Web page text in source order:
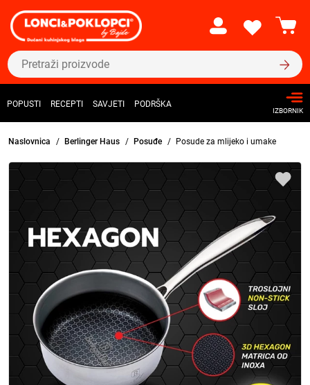
POPUSTI RECEPTI SAVJETI PODRŠKA
IZBORNIK
Naslovnica Berlinger Haus Posuđe Posude za mlijeko i umake